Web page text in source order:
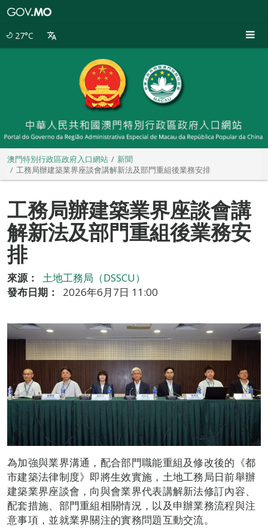
27°C
澳門特別行政區政府入口網站
新聞
工務局辦建築業界座談會講解新法及部門重組後業務安排
工務局辦建築業界座談會講
解新法及部門重組後業務安
排
來源：
土地工務局（DSSCU）
發布日期：
2026年6月7日 11:00
為加強與業界溝通，配合部門職能重組及修改後的《都
市建築法律制度》即將生效實施，土地工務局日前舉辦
建築業界座談會，向與會業界代表講解新法修訂內容、
配套措施、部門重組相關情況，以及申辦業務流程與注
意事項，並就業界關注的實務問題互動交流。